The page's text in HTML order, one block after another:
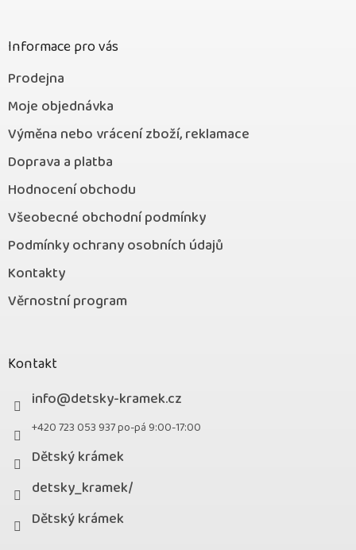
Informace pro vás
Prodejna
Moje objednávka
Výměna nebo vrácení zboží, reklamace
Doprava a platba
Hodnocení obchodu
Všeobecné obchodní podmínky
Podmínky ochrany osobních údajů
Kontakty
Věrnostní program
Kontakt
info@detsky-kramek.cz
+420 723 053 937 po-pá 9:00-17:00
Dětský krámek
detsky_kramek/
Dětský krámek